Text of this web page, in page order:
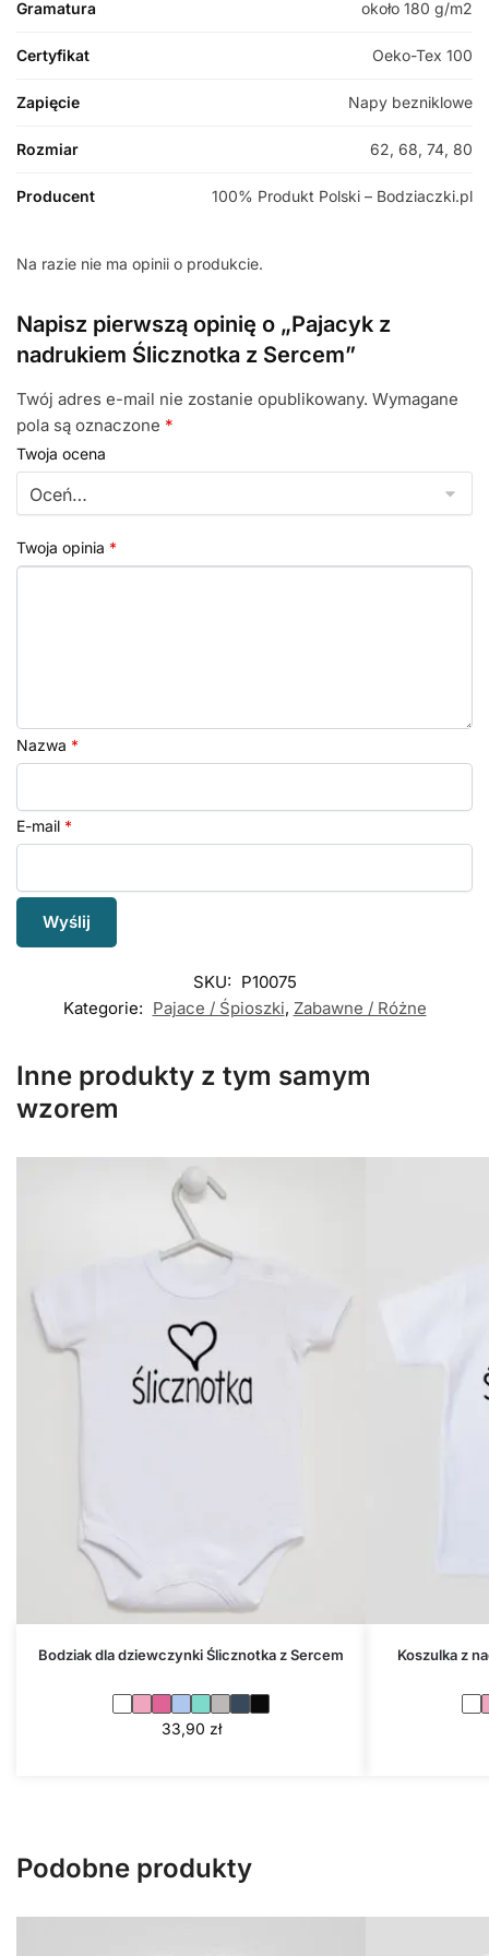
Gramatura około 180 g/m2
Certyfikat Oeko-Tex 100
Zapięcie Napy bezniklowe
Rozmiar 62, 68, 74, 80
Producent 100% Produkt Polski – Bodziaczki.pl
Na razie nie ma opinii o produkcie.
Napisz pierwszą opinię o „Pajacyk z
nadrukiem Ślicznotka z Sercem”
Twój adres e-mail nie zostanie opublikowany. Wymagane
pola są oznaczone *
Twoja ocena
Twoja opinia *
Nazwa *
E-mail *
SKU: P10075
Kategorie: Pajace / Śpioszki, Zabawne / Różne
Inne produkty z tym samym
wzorem
Bodziak dla dziewczynki Ślicznotka z Sercem
33,90 zł
Koszulka z
Podobne produkty